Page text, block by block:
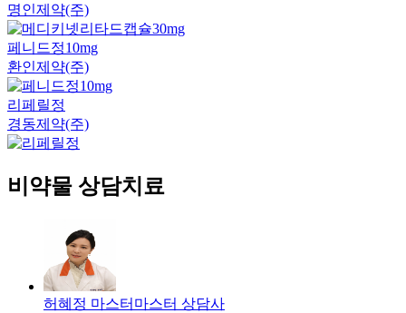
명인제약(주)
페니드정10mg
환인제약(주)
리페릴정
경동제약(주)
비약물 상담치료
허혜정 마스터 마스터 상담사